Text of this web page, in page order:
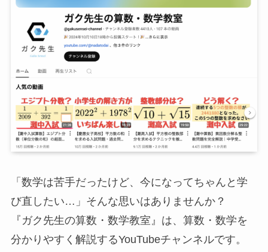
「数学は苦手だったけど、今になってちゃんと学
び直したい…」そんな思いはありませんか？
『ガク先生の算数・数学教室』は、算数・数学を
分かりやすく解説するYouTubeチャンネルです。